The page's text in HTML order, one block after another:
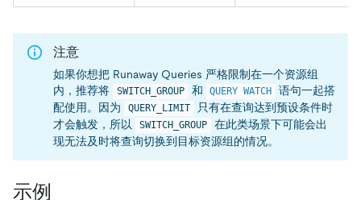
注意
如果你想把 Runaway Queries 严格限制在一个资源组
内，推荐将
SWITCH_GROUP 和 QUERY WATCH
语句一起搭
配使用。因为
QUERY_LIMIT
只有在查询达到预设条件时
才会触发，所以
SWITCH_GROUP
在此类场景下可能会出
现无法及时将查询切换到目标资源组的情况。
示例